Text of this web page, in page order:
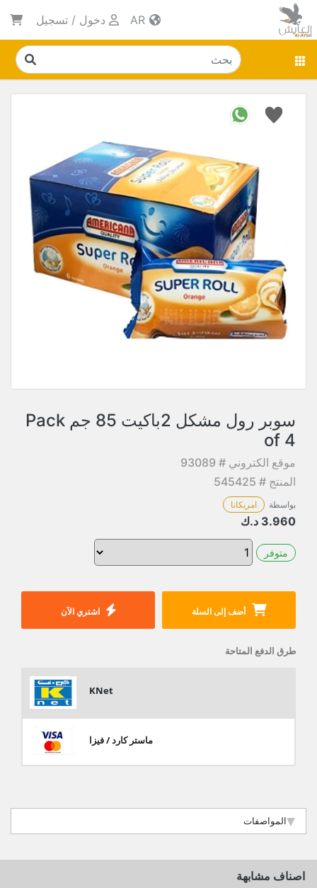
دخول / تسجيل
سوبر رول مشكل 2باكيت 85 جم Pack
of 4
موقع الكتروني # 93089
المنتج # 545425
بواسطة امريكانا
3.960 د.ك
متوفر
أضف إلى السلة اشتري الآن
طرق الدفع المتاحة
KNet
ماستر كارد / فيزا
المواصفات
اصناف مشابهة